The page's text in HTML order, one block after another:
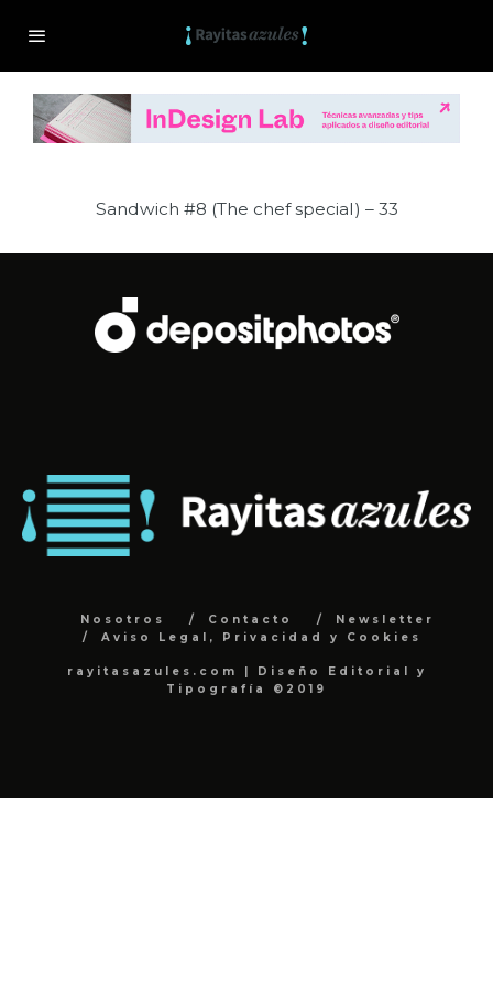
Sandwich #8 (The chef special) – 33
Nosotros Contacto
Newsletter
Aviso Legal, Privacidad y Cookies
rayitasazules.com | Diseño Editorial y
Tipografía ©2019